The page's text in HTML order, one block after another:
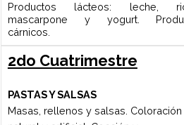
COCINA DEL MUNDO
Conceptos sobre las
culinarias y alimentos básicos
etnia. Técnicas clásicas
emblemáticos de la cocina
oriente, americana, asiática y